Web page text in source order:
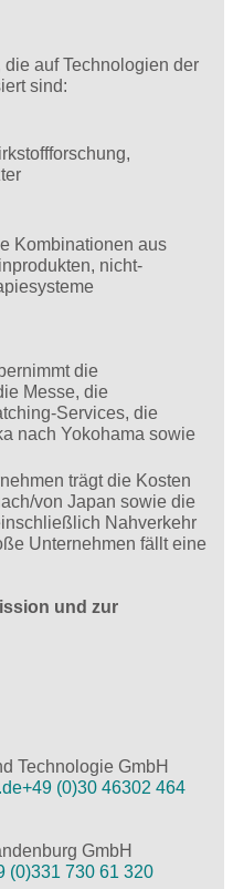
auf Technologien der
sind:
Kombinationen aus
nicht-
die
Messe, die
Services, die
nach Yokohama sowie
trägt die Kosten
von Japan sowie die
Nahverkehr
Unternehmen fällt eine
und zur
Technologie GmbH
+49 (0)30 46302 464
GmbH
(0)331 730 61 320